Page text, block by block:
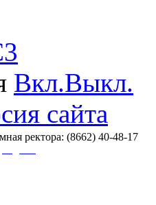
Вкл.Выкл.
сайта
ректора: (8662) 40-48-17